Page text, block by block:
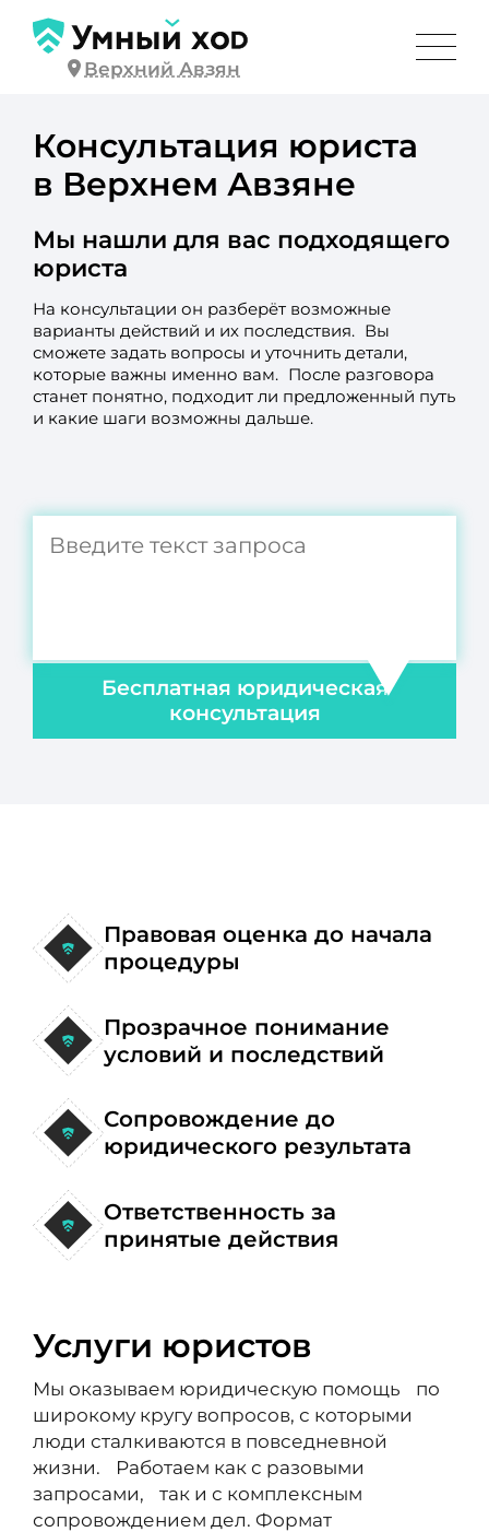
Верхний Авзян
Консультация юриста
в Верхнем Авзяне
Мы нашли для вас подходящего
юриста
На консультации он разберёт возможные
варианты действий и их последствия. Вы
сможете задать вопросы и уточнить детали,
которые важны именно вам. После разговора
станет понятно, подходит ли предложенный путь
и какие шаги возможны дальше.
Бесплатная юридическая
консультация
Правовая оценка до начала
процедуры
Прозрачное понимание
условий и последствий
Сопровождение до
юридического результата
Ответственность за
принятые действия
Услуги юристов
Мы оказываем юридическую помощь по
широкому кругу вопросов, с которыми
люди сталкиваются в повседневной
жизни. Работаем как с разовыми
запросами, так и с комплексным
сопровождением дел. Формат